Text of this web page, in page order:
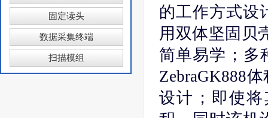
固定读头
数据采集终端
扫描模组
的工作方式设
用双体坚固贝
简单易学；多
ZebraGK888
设计；即使